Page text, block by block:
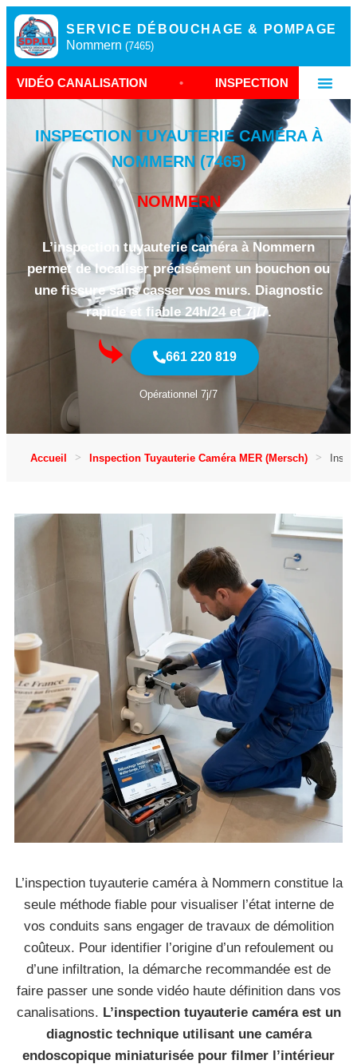
SERVICE DÉBOUCHAGE & POMPAGE
Nommern (7465)
• INSPECTION CAMÉRA NOMMERN
INSPECTION TUYAUTERIE CAMÉRA À
NOMMERN (7465)
NOMMERN
L’inspection tuyauterie caméra à Nommern
permet de localiser précisément un bouchon ou
une fissure sans casser vos murs. Diagnostic
rapide et fiable 24h/24 et 7j/7.
661 220 819
Opérationnel 7j/7
Accueil Inspection Tuyauterie Caméra MER (Mersch)
L’inspection tuyauterie caméra à Nommern constitue la
seule méthode fiable pour visualiser l’état interne de
vos conduits sans engager de travaux de démolition
coûteux. Pour identifier l’origine d’un refoulement ou
d’une infiltration, la démarche recommandée est de
faire passer une sonde vidéo haute définition dans vos
canalisations. L’inspection tuyauterie caméra est un
diagnostic technique utilisant une caméra
endoscopique miniaturisée pour filmer l’intérieur